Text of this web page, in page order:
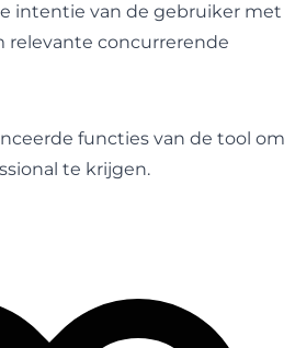
intentie van de gebruiker met
relevante concurrerende
functies van de tool om
te krijgen.